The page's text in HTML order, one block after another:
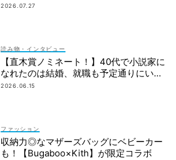
簿も大公開
2026.07.27
読み物・インタビュー
【直木賞ノミネート！】40代で小説家に
なれたのは結婚、就職も予定通りにいか
なかったから｜朝倉かすみさん
2026.06.15
ファッション
収納力◎なマザーズバッグにベビーカー
も！【Bugaboo×Kith】が限定コラボ